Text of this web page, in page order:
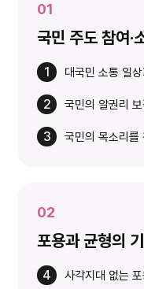
01
국민 주도 참여·
1 대국민 소통 일
2 국민의 알권리
3 국민의 목소리를
02
포용과 균형의
4 사각지대 없는